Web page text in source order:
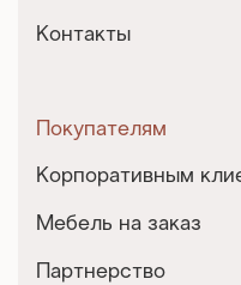
Контакты
Покупателям
Корпоративным
Мебель на заказ
Партнерство